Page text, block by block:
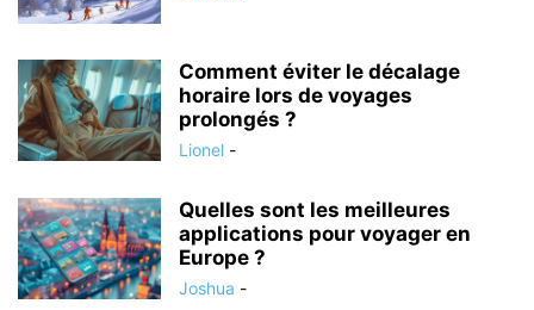
Comment éviter le décalage
horaire lors de voyages
prolongés ?
Lionel -
Quelles sont les meilleures
applications pour voyager en
Europe ?
Joshua -